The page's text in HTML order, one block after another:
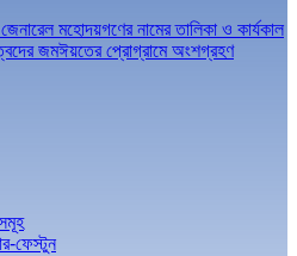
মহোদয়গণের নামের তালিকা ও কার্যকাল
জমঈয়তের প্রোগ্রামে অংশগ্রহণ
ফেস্টুন